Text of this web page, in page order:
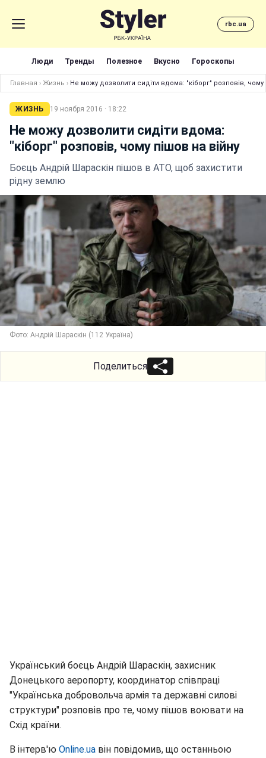
rbc.ua
Люди Тренды Полезное Вкусно Гороскопы
Главная › Жизнь › Не можу дозволити сидіти вдома: "кіборг" розповів, чому
ЖИЗНЬ 19 ноября 2016 · 18:22
Не можу дозволити сидіти вдома:
"кіборг" розповів, чому пішов на війну
Боєць Андрій Шараскін пішов в АТО, щоб захистити
рідну землю
Фото: Андрій Шараскін (112 Україна)
Поделиться
Український боєць Андрій Шараскін, захисник
Донецького аеропорту, координатор співпраці
"Українська добровольча армія та державні силові
структури" розповів про те, чому пішов воювати на
Схід країни.
В інтерв'ю Оnline.ua він повідомив, що останньою